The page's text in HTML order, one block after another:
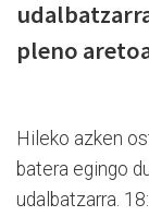
pleno
Hileko azken
batera egingo
udalbatzarra.